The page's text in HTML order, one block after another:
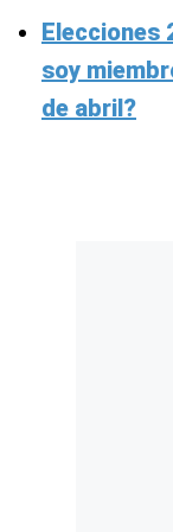
Elecciones
soy
de abril?